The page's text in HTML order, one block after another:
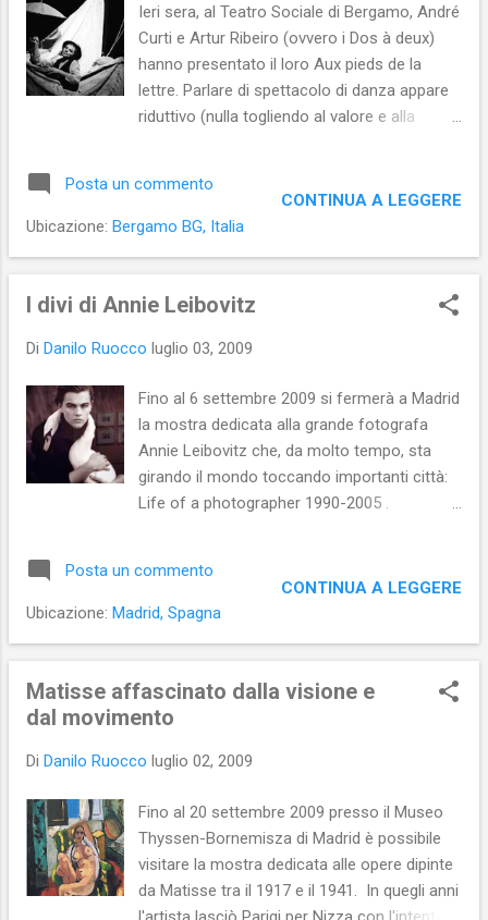
I dipinti della Hébuterne, esposti per la prima
volta al mondo, danno della giovanissima
compagna di Modigliani l'immagine di una
pittrice matura, in grado, anche, di
influenzare la creatività del suo geniale
La sezione a lei dedicata, con l'esposizione
di disegni e una ventina di dipinti, si configura
c...
Ieri sera, al Teatro Sociale di Bergamo, André
Curti e Artur Ribeiro (ovvero i Dos à deux)
hanno presentato il loro Aux pieds de la
lettre. Parlare di spettacolo di danza appare
riduttivo (nulla togliendo al valore e alla
danza e si fa poesia. Poesia senza parole,
ma gestuale. Il “testo” racconta la vita
voci e vuole trascrivere ciò che “ascolta” su
carta, l’altro è ossessionato dalla pulizia
“scrittore” usa il compare a mo’ di macchina
escono davvero fogli di carta che vengono
regolarmente cestinati dopo una sommaria
lettura). A intervallare e a interrompere la
ritualità della scrittura e della pulizia dei piedi
intervengono sia oscuri personaggi (che mai
Posta un commento
Ubicazione: Bergamo BG, Italia
CONTINUA A LEGGERE
I divi di Annie Leibovitz
Di Danilo Ruocco luglio 03, 2009
Fino al 6 settembre 2009 si fermerà a Madrid
la mostra dedicata alla grande fotografa
Annie Leibovitz che, da molto tempo, sta
girando il mondo toccando importanti città:
Life of a photographer 1990-2005 .
grandi personaggi pubblici (come i Presidenti
degli Stati Uniti Clinton e Bush ), a quelli che
fotografa americana o la compagna di vita
Susan Sontag . Non mancano reportage da
zone di guerra e paesaggi. Le foto nelle quali
sé sono quelle che ritraggono i divi della
parecchie. Tali scatti spiccano perché in
essi sembra che la fotografa sia riuscita a
fare emergere uno dei lati intimi e privati
del/la divo/a fotografato/a. Ecco, allora, la
Posta un commento
Ubicazione: Madrid, Spagna
CONTINUA A LEGGERE
Matisse affascinato dalla visione e
dal movimento
Di Danilo Ruocco luglio 02, 2009
Fino al 20 settembre 2009 presso il Museo
Thyssen-Bornemisza di Madrid è possibile
visitare la mostra dedicata alle opere dipinte
da Matisse tra il 1917 e il 1941. In quegli anni